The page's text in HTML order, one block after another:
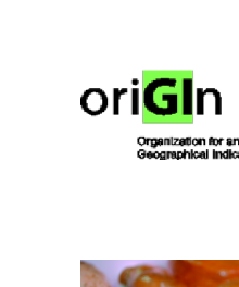
oriGIn France